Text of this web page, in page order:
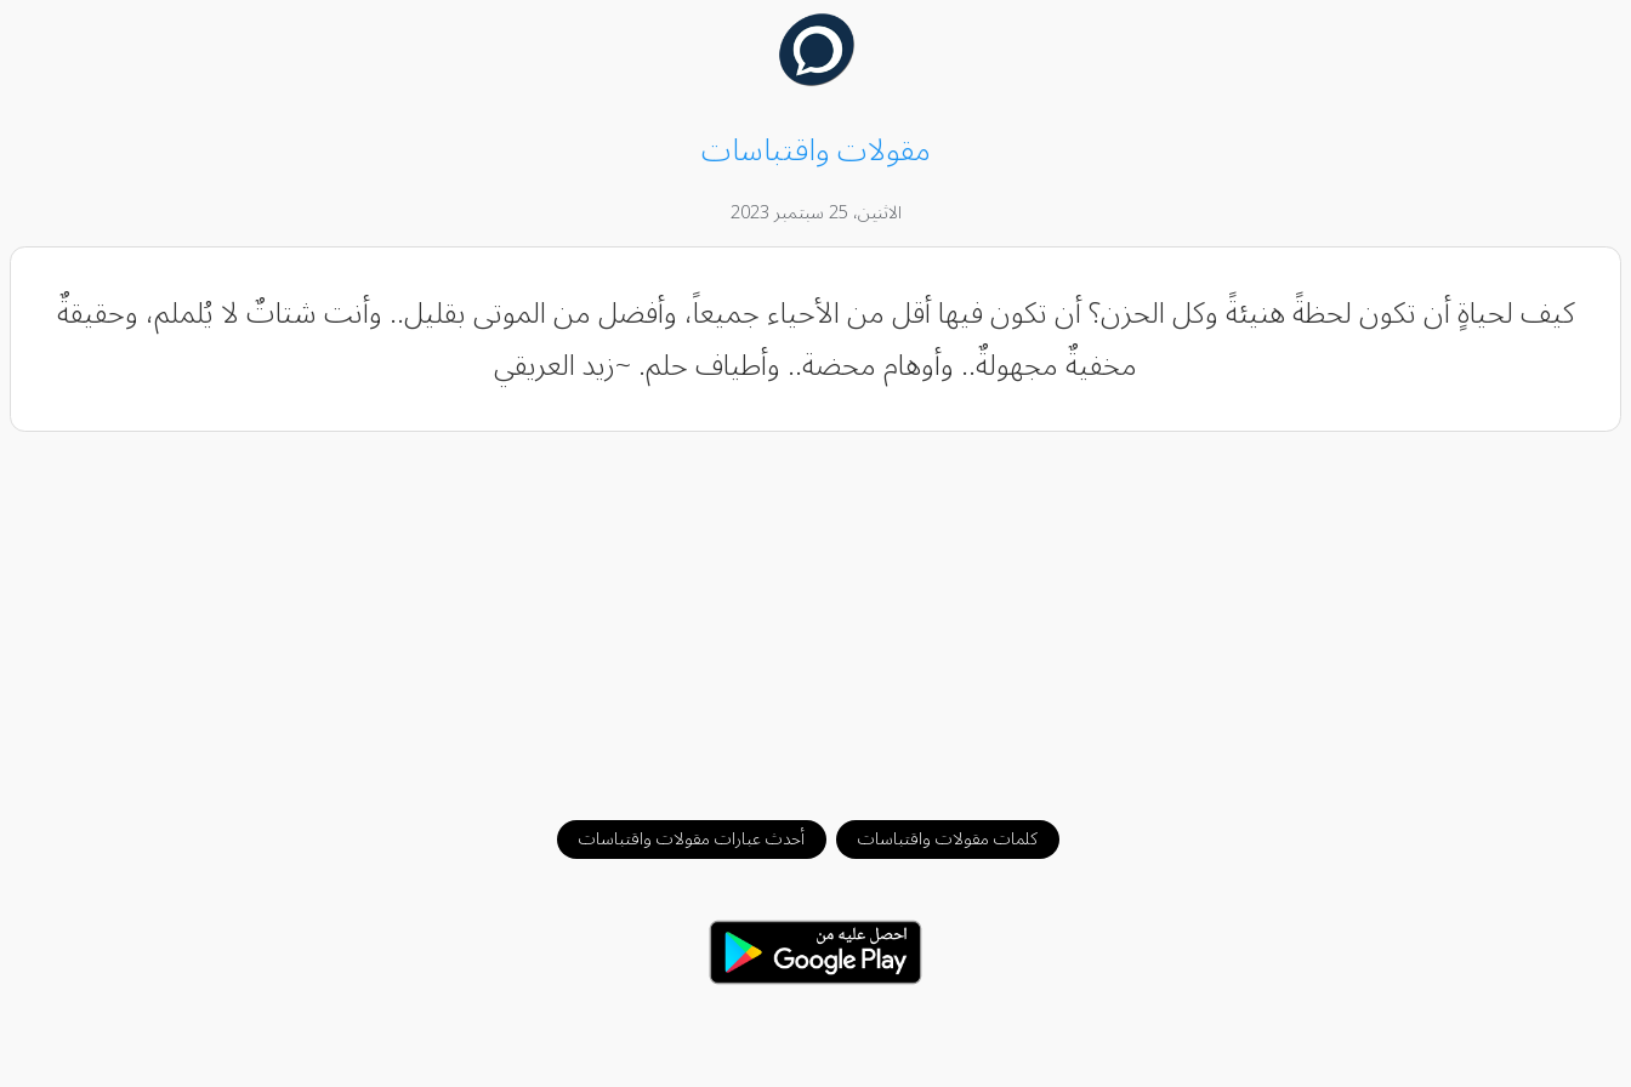
مقولات واقتباسات
الاثنين، 25 سبتمبر 2023
كيف لحياةٍ أن تكون لحظةً هنيئةً وكل الحزن؟ أن تكون فيها أقل من الأحياء جميعاً، وأفضل من الموتى بقليل.. وأنت شتاتٌ لا يُلملم، وحقيقةٌ
مخفيةٌ مجهولةٌ.. وأوهام محضة.. وأطياف حلم. ~زيد العريقي
كلمات مقولات واقتباسات أحدث عبارات مقولات واقتباسات